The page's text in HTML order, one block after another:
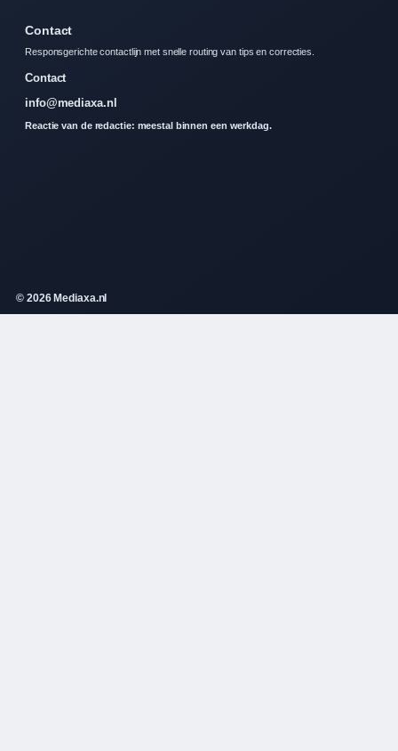
Contact
Responsgerichte contactlijn met snelle routing van tips en correcties.
Contact
info@mediaxa.nl
Reactie van de redactie: meestal binnen een werkdag.
© 2026 Mediaxa.nl